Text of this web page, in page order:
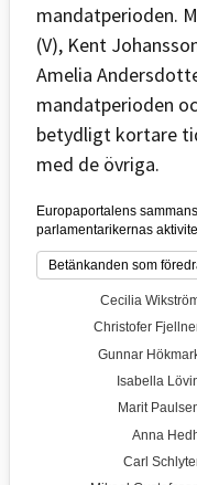
mandatperioden.
(V), Kent
Amelia
mandatperioden
betydligt kortare
med de övriga.